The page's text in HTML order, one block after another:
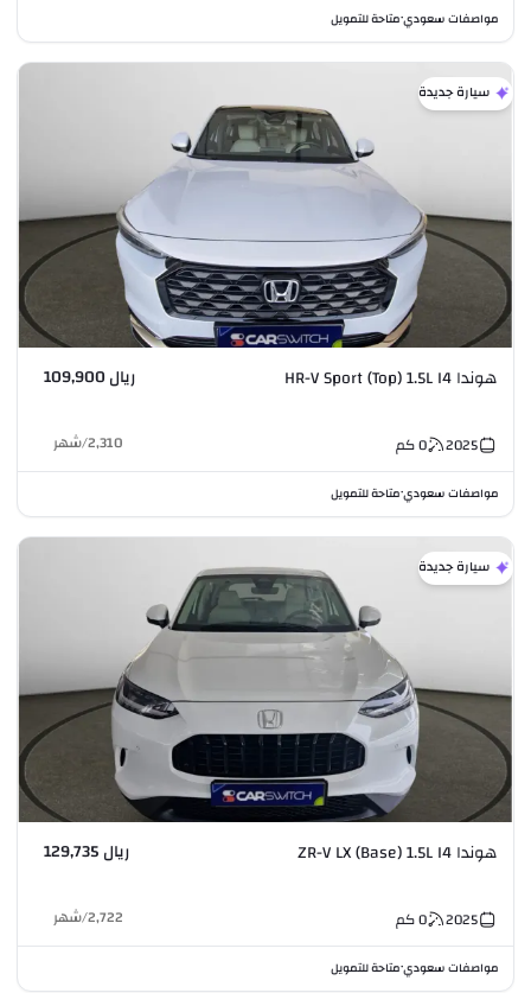
مواصفات سعودي•متاحة للتمويل
سيارة جديدة
هوندا HR-V Sport (Top) 1.5L I4 ريال 109,900
2025
0كم 2,310
/شهر
مواصفات سعودي•متاحة للتمويل
سيارة جديدة
هوندا ZR-V LX (Base) 1.5L I4 ريال 129,735
2025
0كم 2,722
/شهر
مواصفات سعودي•متاحة للتمويل